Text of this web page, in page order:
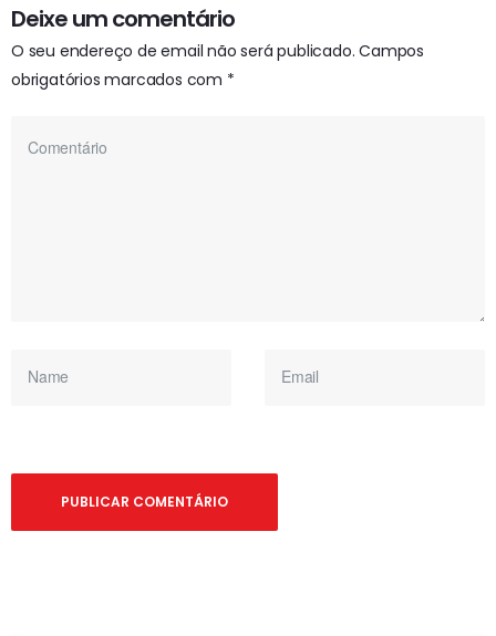
Deixe um comentário
O seu endereço de email não será publicado. Campos
obrigatórios marcados com *